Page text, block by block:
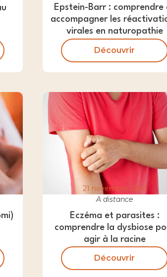
Epstein-Barr : comprendre
accompagner les
virales en naturopathie
Découvrir
21 novembre 2026
A distance
Eczéma et parasites :
comprendre la dysbiose
agir à la racine
Découvrir